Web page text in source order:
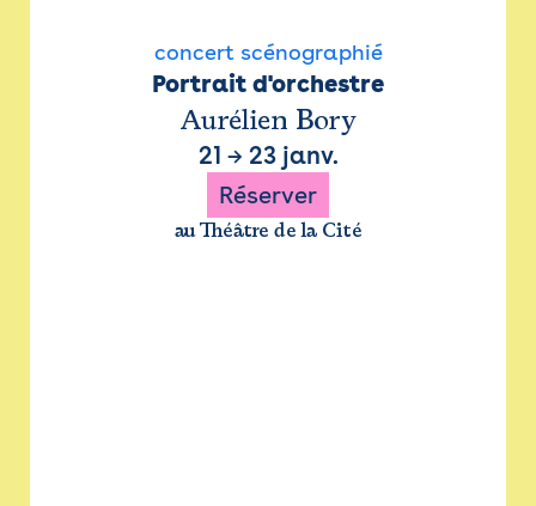
concert scénographié
Portrait d'orchestre
Aurélien Bory
21 → 23 janv.
Réserver
au Théâtre de la Cité